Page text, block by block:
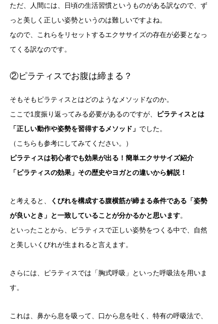
ただ、人間には、日頃の生活習慣というものがある訳なので、ず
っと美しく正しい姿勢というのは難しいですよね。
なので、これらをリセットするエクササイズの存在が必要となっ
てくる訳なのです。
②ピラティスでお腹は締まる？
そもそもピラティスとはどのようなメソッドなのか。
ここで1度振り返ってみる必要があるのですが、
ピラティスとは
「正しい動作や姿勢を習得するメソッド」 でした。
（こちらも参考にしてみてください。）
ピラティスは初心者でも効果が出る！簡単エクササイズ紹介
「ピラティスの効果」その歴史やヨガとの違いから解説！
と考えると、
くびれを構成する腹横筋が締まる条件である「姿勢
が良いとき」と一致していることが分かるかと思います。
といったことから、ピラティスで正しい姿勢をつくる中で、自然
と美しいくびれが生まれると言えます。
さらには、ピラティスでは「胸式呼吸」といった呼吸法を用いま
す。
これは、鼻から息を吸って、口から息を吐く、特有の呼吸法で、